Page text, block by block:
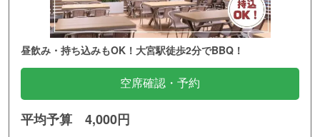
昼飲み・持ち込みもOK！大宮駅徒歩2分でBBQ！
空席確認・予約
平均予算 4,000円